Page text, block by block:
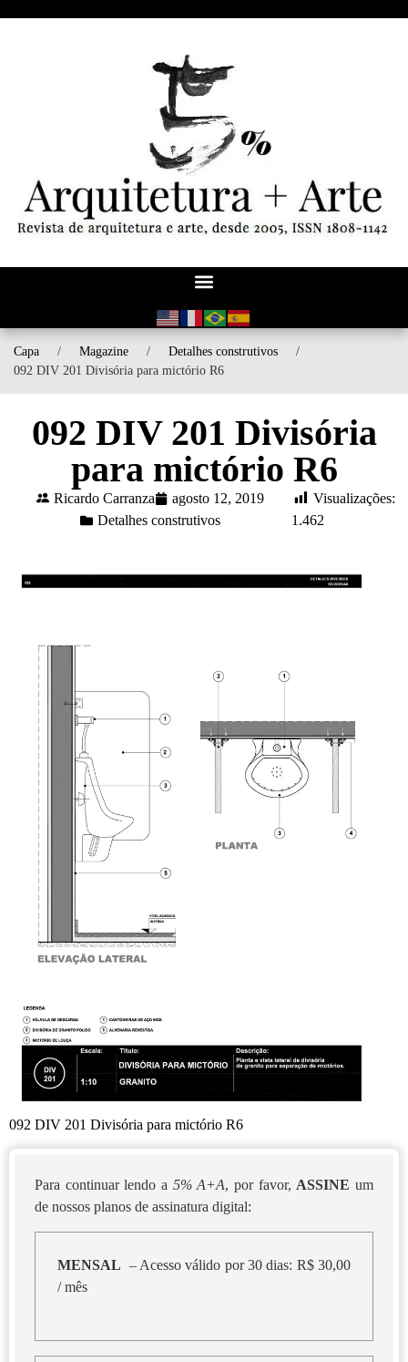
Capa / Magazine / Detalhes construtivos
/
092 DIV 201 Divisória para mictório R6
092 DIV 201 Divisória
para mictório R6
Ricardo Carranza
agosto 12, 2019
Detalhes construtivos
Visualizações:
1.462
092 DIV 201 Divisória para mictório R6
Para continuar lendo a 5% A+A, por favor, ASSINE um
de nossos planos de assinatura digital:
MENSAL – Acesso válido por 30 dias: R$ 30,00
/ mês